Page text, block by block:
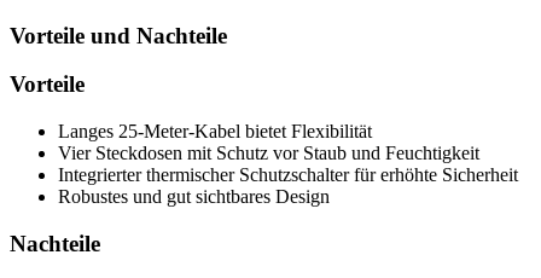
Vorteile und Nachteile
Vorteile
Langes 25-Meter-Kabel bietet Flexibilität
Vier Steckdosen mit Schutz vor Staub und Feuchtigkeit
Integrierter thermischer Schutzschalter für erhöhte Sicherheit
Robustes und gut sichtbares Design
Nachteile